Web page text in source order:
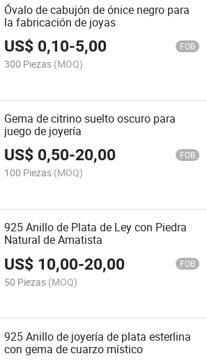
Óvalo de cabujón de ónice negro para
la fabricación de joyas
US$ 0,10-5,00 FOB
300 Piezas (MOQ)
Gema de citrino suelto oscuro para
juego de joyería
US$ 0,50-20,00 FOB
100 Piezas (MOQ)
925 Anillo de Plata de Ley con Piedra
Natural de Amatista
US$ 10,00-20,00 FOB
50 Piezas (MOQ)
925 Anillo de joyería de plata esterlina
con gema de cuarzo místico